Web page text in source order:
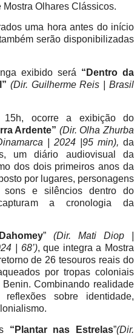
Olhares Clássicos.
uma hora antes do início
serão disponibilizadas
exibido será “Dentro da
(Dir. Guilherme Reis | Brasil
ocorre a exibição do
Ardente” (Dir. Olha Zhurba
| 2024 |95 min), da
um diário audiovisual da
dos dois primeiros anos da
por lugares, personagens
sons e silêncios dentro do
a cronologia da
” (Dir. Mati Diop |
| 68’), que integra a Mostra
de 26 tesouros reais do
por tropas coloniais
Combinando realidade
sobre identidade,
“Plantar nas Estrelas”(Dir.